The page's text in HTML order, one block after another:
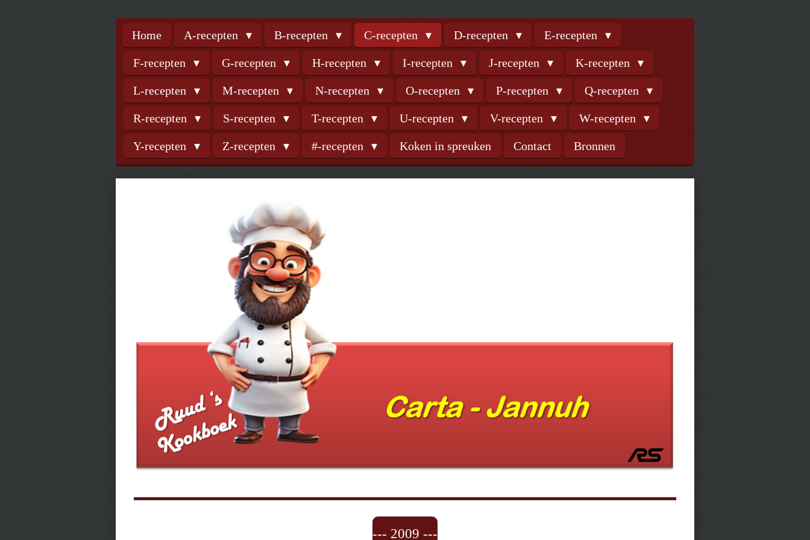
Home A-recepten B-recepten C-recepten D-recepten E-recepten
F-recepten G-recepten H-recepten I-recepten J-recepten K-recepten
L-recepten M-recepten N-recepten O-recepten P-recepten Q-recepten
R-recepten S-recepten T-recepten U-recepten V-recepten W-recepten
Y-recepten Z-recepten #-recepten Koken in spreuken Contact Bronnen
--- 2009 ---